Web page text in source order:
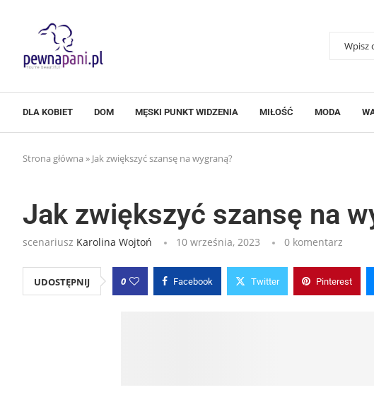
DLA KOBIET DOM MĘSKI PUNKT WIDZENIA MIŁOŚĆ MODA
Strona główna » Jak zwiększyć szansę na wygraną?
Jak zwiększyć szansę na
scenariusz Karolina Wojtoń 10 września, 2023 0 komentarz
UDOSTĘPNIJ 0 Facebook Twitter Pinterest